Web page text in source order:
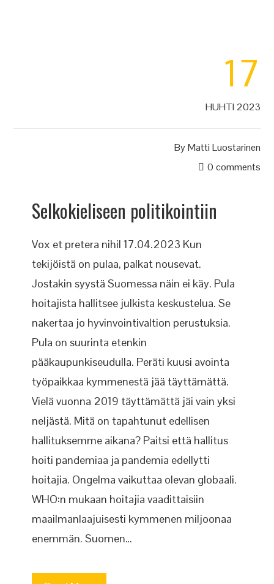
17
HUHTI 2023
ByMatti Luostarinen
0 comments
Selkokieliseen politikointiin
Vox et pretera nihil 17.04.2023 Kun
tekijöistä on pulaa, palkat nousevat.
Jostakin syystä Suomessa näin ei käy. Pula
hoitajista hallitsee julkista keskustelua. Se
nakertaa jo hyvinvointivaltion perustuksia.
Pula on suurinta etenkin
pääkaupunkiseudulla. Peräti kuusi avointa
työpaikkaa kymmenestä jää täyttämättä.
Vielä vuonna 2019 täyttämättä jäi vain yksi
neljästä. Mitä on tapahtunut edellisen
hallituksemme aikana? Paitsi että hallitus
hoiti pandemiaa ja pandemia edellytti
hoitajia. Ongelma vaikuttaa olevan globaali.
WHO:n mukaan hoitajia vaadittaisiin
maailmanlaajuisesti kymmenen miljoonaa
enemmän. Suomen…